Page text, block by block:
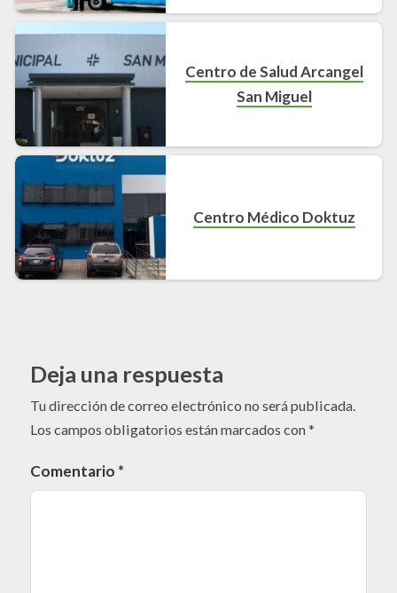
Centro de Salud Arcangel
San Miguel
Centro Médico Doktuz
Deja una respuesta
Tu dirección de correo electrónico no será publicada.
Los campos obligatorios están marcados con*
Comentario *